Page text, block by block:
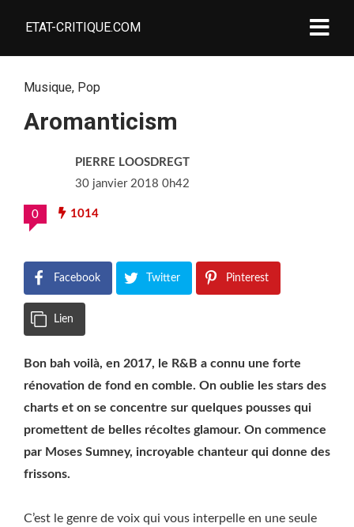
ETAT-CRITIQUE.COM
Musique, Pop
Aromanticism
PIERRE LOOSDREGT
30 janvier 2018 0h42
0 1014
Facebook Twitter Pinterest
Lien
Bon bah voilà, en 2017, le R&B a connu une forte
rénovation de fond en comble. On oublie les stars des
charts et on se concentre sur quelques pousses qui
promettent de belles récoltes glamour. On commence
par Moses Sumney, incroyable chanteur qui donne des
frissons.
C’est le genre de voix qui vous interpelle en une seule